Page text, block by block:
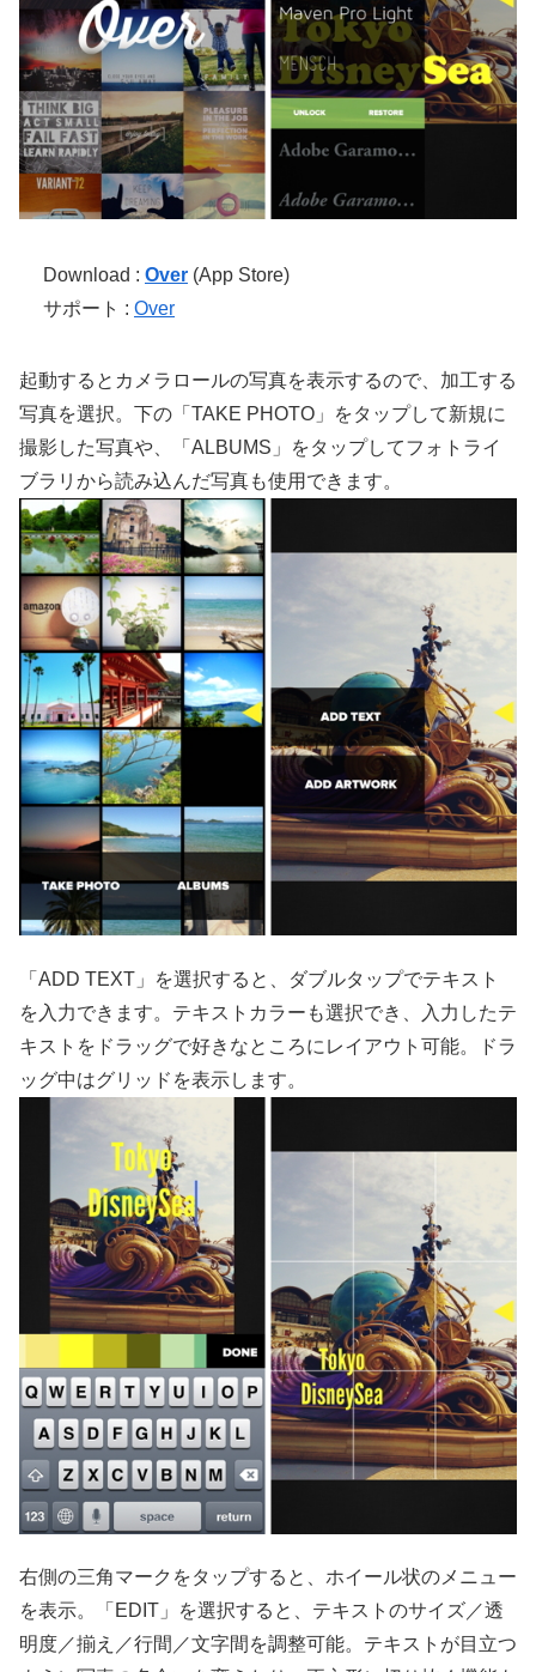
Download : Over (App Store)
サポート : Over
起動するとカメラロールの写真を表示するので、加工する
写真を選択。下の「TAKE PHOTO」をタップして新規に
撮影した写真や、「ALBUMS」をタップしてフォトライ
ブラリから読み込んだ写真も使用できます。
「ADD TEXT」を選択すると、ダブルタップでテキスト
を入力できます。テキストカラーも選択でき、入力したテ
キストをドラッグで好きなところにレイアウト可能。ドラ
ッグ中はグリッドを表示します。
右側の三角マークをタップすると、ホイール状のメニュー
を表示。「EDIT」を選択すると、テキストのサイズ／透
明度／揃え／行間／文字間を調整可能。テキストが目立つ